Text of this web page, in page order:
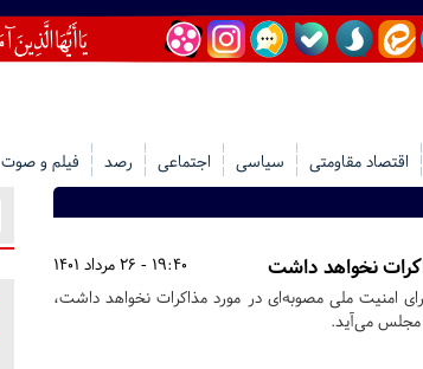
اقتصاد مقاومتی سیاسی اجتماعی رصد فیلم و صوت
19:40 - 26 مرداد 1401 نخواهد داشت
امنیت ملی مصوبه‌ای در مورد مذاکرات نخواهد داشت،
مجلس می‌آید.